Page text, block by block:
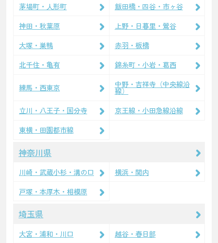
茅場町・人形町
飯田橋・四谷・市ヶ谷
神田・秋葉原
上野・日暮里・鶯谷
大塚・巣鴨
赤羽・板橋
北千住・亀有
錦糸町・小岩・葛西
練馬・西東京 中野・吉祥寺（中央線沿
線）
立川・八王子・国分寺
京王線・小田急線沿線
東横・田園都市線
神奈川県
川崎・武蔵小杉・溝の口
横浜・関内
戸塚・本厚木・相模原
埼玉県
大宮・浦和・川口
越谷・春日部